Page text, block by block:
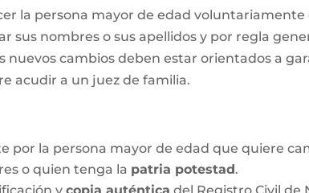
la persona mayor de edad
sus nombres o sus apellidos y por regla
nuevos cambios deben estar orientados a
acudir a un juez de familia.
por la persona mayor de edad que quiere
o quien tenga la patria potestad.